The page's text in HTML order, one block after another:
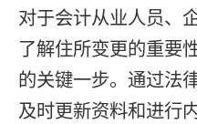
对于会计从业人员、
了解住所变更的重要
的关键一步。通过法
及时更新资料和进行